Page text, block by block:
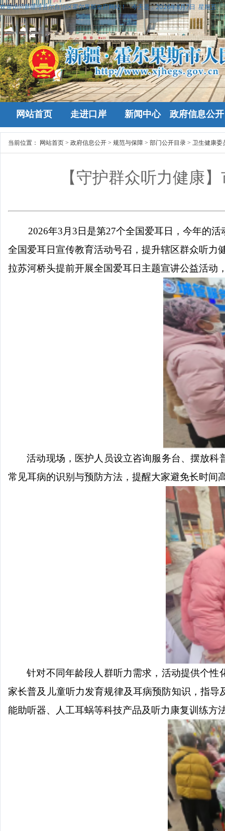
欢迎访问新疆维吾尔自治区霍尔果斯政府网站！ 今天是：2026年8月7日 星期五
网站首页 走进口岸 新闻中心 政府信息公开
当前位置： 网站首页 > 政府信息公开 > 规范与保障 > 部门公开目录 > 卫生健康委
【守护群众听力健康
2026年3 月 3 日是第27个全国爱耳日，今年的活
全国爱耳日宣传教育活动号召，提升辖区群众听力
拉苏河桥头提前开展全国爱耳日主题宣讲公益活动
活动现场，医护人员设立咨询服务台、摆放
常见耳病的识别与预防方法，提醒大家避免长时间
针对不同年龄段人群听力需求，活动提供个
家长普及儿童听力发育规律及耳病预防知识，指
能助听器、人工耳蜗等科技产品及听力康复训练方